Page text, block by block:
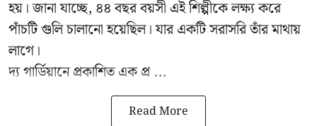
হয়। জানা যাচ্ছে, ৪৪ বছর বয়সী এই শিল্পীকে লক্ষ্য করে
পাঁচটি গুলি চালানো হয়েছিল। যার একটি সরাসরি তাঁর মাথায়
লাগে।
দ্য গার্ডিয়ানে প্রকাশিত এক প্র ...
Read More